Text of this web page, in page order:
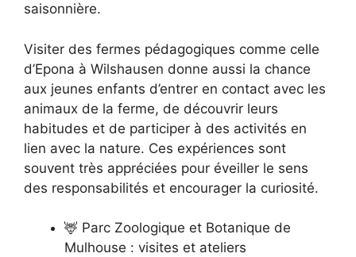
saisonnière.
Visiter des fermes pédagogiques comme celle
d’Epona à Wilshausen donne aussi la chance
aux jeunes enfants d’entrer en contact avec les
animaux de la ferme, de découvrir leurs
habitudes et de participer à des activités en
lien avec la nature. Ces expériences sont
souvent très appréciées pour éveiller le sens
des responsabilités et encourager la curiosité.
🦌 Parc Zoologique et Botanique de
Mulhouse : visites et ateliers